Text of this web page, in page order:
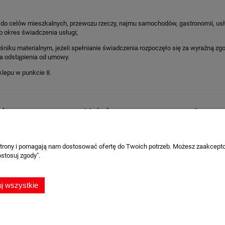
celów mieszkalnych, przewozu rzeczy, najmu samochodów, gastronomii,
okres świadczenia usługi;
materialnym, jeżeli spełnianie świadczenia rozpoczęło się za wyraźną
odstąpienia od umowy.
w punkcie 8.
Moje konto
Mamy tylko przedmioty najwyższej jakości. Zapraszamy każdego fana
i pomagają nam dostosować ofertę do Twoich potrzeb. Możesz
zgody".
wszystkie